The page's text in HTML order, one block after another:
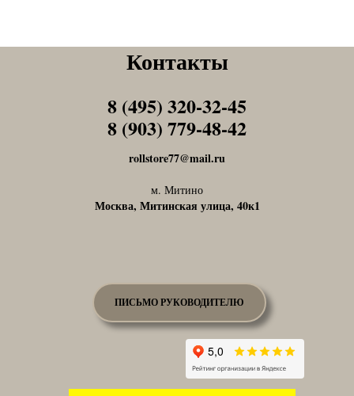
Контакты
rollstore77@mail.ru
м. Митино
Москва, Митинская улица, 40к1
8 (495) 320-32-45
8 (903) 779-48-42
Tel1
Tel1
ПИСЬМО РУКОВОДИТЕЛЮ